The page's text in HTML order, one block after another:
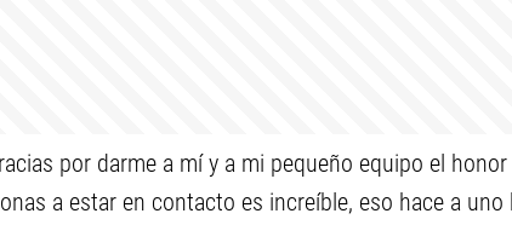
por darme a mí y a mi pequeño equipo el
a estar en contacto es increíble, eso hace a